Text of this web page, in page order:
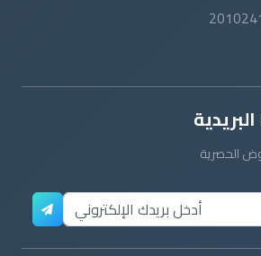
علوان. جميع الحقوق محفوظة.